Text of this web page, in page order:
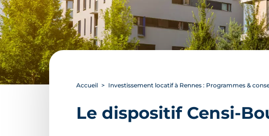
Accueil Investissement locatif à Rennes : Programmes &
Le dispositif Censi-